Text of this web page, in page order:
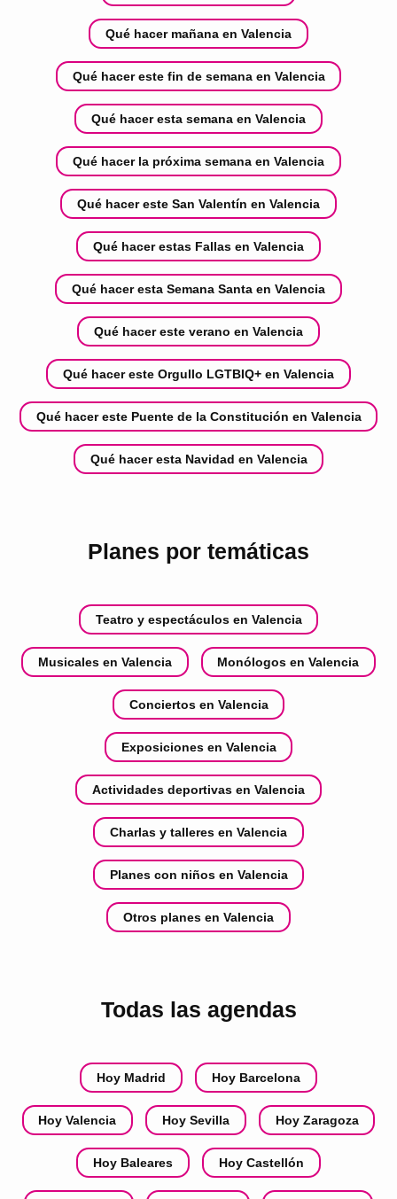
Qué hacer mañana en Valencia
Qué hacer este fin de semana en Valencia
Qué hacer esta semana en Valencia
Qué hacer la próxima semana en Valencia
Qué hacer este San Valentín en Valencia
Qué hacer estas Fallas en Valencia
Qué hacer esta Semana Santa en Valencia
Qué hacer este verano en Valencia
Qué hacer este Orgullo LGTBIQ+ en Valencia
Qué hacer este Puente de la Constitución en Valencia
Qué hacer esta Navidad en Valencia
Planes por temáticas
Teatro y espectáculos en Valencia
Musicales en Valencia Monólogos en Valencia
Conciertos en Valencia
Exposiciones en Valencia
Actividades deportivas en Valencia
Charlas y talleres en Valencia
Planes con niños en Valencia
Otros planes en Valencia
Todas las agendas
Hoy Madrid Hoy Barcelona
Hoy Valencia Hoy Sevilla Hoy Zaragoza
Hoy Baleares Hoy Castellón